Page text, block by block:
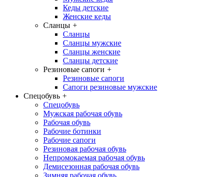
Кеды детские
Женские кеды
Сланцы +
Сланцы
Сланцы мужские
Сланцы женские
Сланцы детские
Резиновые сапоги +
Резиновые сапоги
Сапоги резиновые мужские
Спецобувь +
Спецобувь
Мужская рабочая обувь
Рабочая обувь
Рабочие ботинки
Рабочие сапоги
Резиновая рабочая обувь
Непромокаемая рабочая обувь
Демисезонная рабочая обувь
Зимняя рабочая обувь